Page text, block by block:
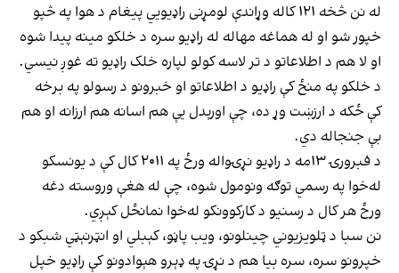
له نن څخه ۱۲۱ کاله وړاندې لومړنی راډیویي پیغام د هوا په څپو
خپور شو او له هماغه مهاله له راډیو سره د خلکو مینه پیدا شوه
او لا هم د اطلاعاتو د تر لاسه کولو لپاره خلک راډیو ته غوږ نیسي.
د خلکو په منځ کې راډیو د اطلاعاتو او خبرونو د رسولو په برخه
کې ځکه د ارزښت وړ ده، چې اورېدل یې هم اسانه هم ارزانه او هم
بې جنجاله دي.
د فبرورۍ ۱۳مه د راډیو نړۍواله ورځ په ۲۰۱۱ کال کې د یونسکو
له‌خوا په رسمي توګه ونومول شوه، چې له هغې وروسته دغه
ورځ هر کال د رسنیو د کارکوونکو له‌خوا نمانځل کېږي.
نن سبا د ټلویزیوني چینلونو، ویب پاڼو، کېبلي او انټرنېټي شبکو د
خپرونو سره، سره بیا هم د نړۍ په ډېرو هېوادونو کې راډیو خپل